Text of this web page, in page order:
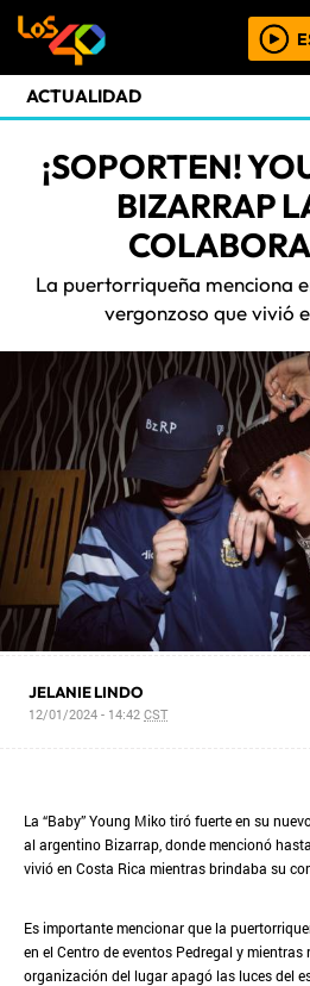
ACTUALIDAD
¡SOPORTEN!
BIZARRAP
La puertorriqueña menciona
vergonzoso que vivió
JELANIE LINDO
12/01/2024 - 14:42CST
La “Baby” Young Miko tiró fuerte en su
al argentino Bizarrap, donde mencionó
vivió en Costa Rica mientras brindaba su
Es importante mencionar que la
en el Centro de eventos Pedregal y
organización del lugar apagó las luces del